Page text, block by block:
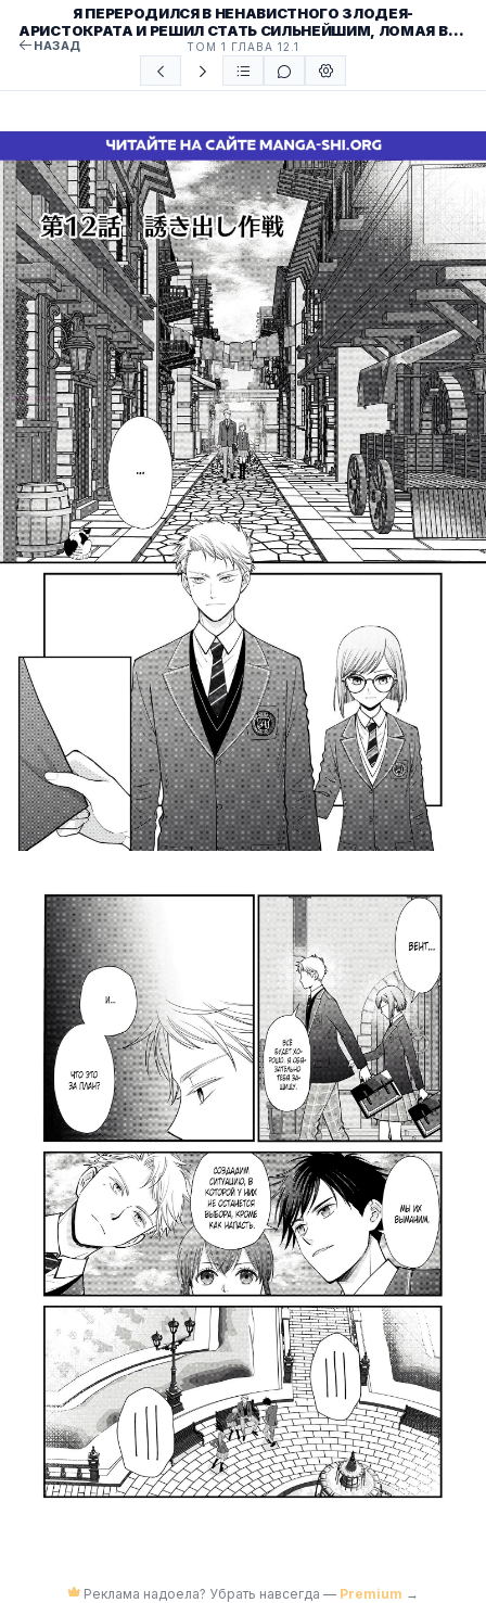
НАЗАД
Я ПЕРЕРОДИЛСЯ В НЕНАВИСТНОГО ЗЛОДЕЯ-
АРИСТОКРАТА И РЕШИЛ СТАТЬ СИЛЬНЕЙШИМ, ЛОМАЯ ВСЕ
СЦЕНАРИИ СВОЕЙ ГИБЕЛИ
ТОМ 1 ГЛАВА 12.1
Реклама надоела? Убрать навсегда — Premium →